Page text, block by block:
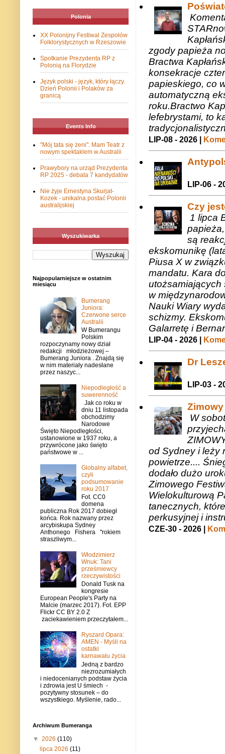
zgody papieża
Bractwa
konsekracje
papieskiego, co
automatyczną
roku.Bractwo
lefebrystami, to
LIP-08 - 2026 |
LIP-06 -
Czy
1 lipca
są
ekskomunikę
Piusa X w
mandatu. Kara
utożsamiających
w
Nauki Wiary
schizmy.
Galarretę i
LIP-04 - 2026 |
Dr
LIP-03 -
W
od Sydney i leży
powietrze....
dodało dużo
Zimowego
Wielokulturową
tanecznych,
perkusyjnej i
CZE-30 - 2026 |
Polonia
XX Polonijny Festiwal Zespołów
Folklorystycznych w Rzeszowie
Spotkanie Prezydenta RP z
Polonią na Florydzie
Język polski - język, który łączy.
Dzień Polonii i Polaków za
granicą
Events Info
"Mój tata się żeni". Mam Teatr z
nowym spektaklem w Australii
Prawybory na urząd Prezydenta
RP 2025 - debata 7 kandydatów
Nie żyje Ernestyna Skurjat-
Kozek - unikalna postać Polonii
australijskiej
Wyszukiwarka
Najpopularniejsze w ostatnim
miesiącu
Bumerang
Juniora:
Czerwone serce
Australii
W Bumerangu
Polskim
rozpoczynamy nowy dział
redakcji młodzieżowej –
Bumerang Juniora . Znajdą się
w nim materiały nadesłane
przez naszyc...
Niepodległość a
suwerenność
Jak co roku w
dniu 11 listopada
obchodzimy
Narodowe
Święto Niepodległości,
ustanowione w 1937 roku, a
przywrócone jako święto
państwowe w ...
Globalny alfabet,
czyli
podsumowanie
roku 2017
Fot. CC0
domena
publiczna Rok 2017 dobiegł
końca. Rok nazwany przez
arcybiskupa Sydney
Anthonego Fishera "rokiem
straszliwym...
Włodzimierz
Wnuk: Tani
prześmiewcy
rzeczywistości
Donald Tusk na
kongresie
European People's Party na
Malcie (marzec 2017). Fot. EPP
Flickr CC BY 2.0 Z
zaciekawieniem przeczytałem...
Ryszard Opara:
AMEN - Myśli na
ostatki
karnawału życia
Jedną z bardzo
niezrozumiałych
i niedocenianych podstaw życia
i zdrowia jest U śmiech -
pozytywny stosunek – do
wszystkiego. Myślenie, rado...
Archiwum Bumeranga
▼ 2026 (110)
lipca 2026(11)